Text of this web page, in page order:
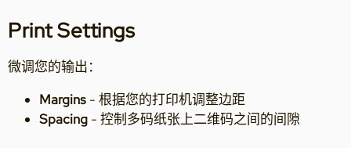
Print Settings
微调您的输出：
Margins - 根据您的打印机调整边距
Spacing - 控制多码纸张上二维码之间的间隙